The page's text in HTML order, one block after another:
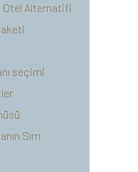
Otel Alternatifi
seçimi
Sırrı